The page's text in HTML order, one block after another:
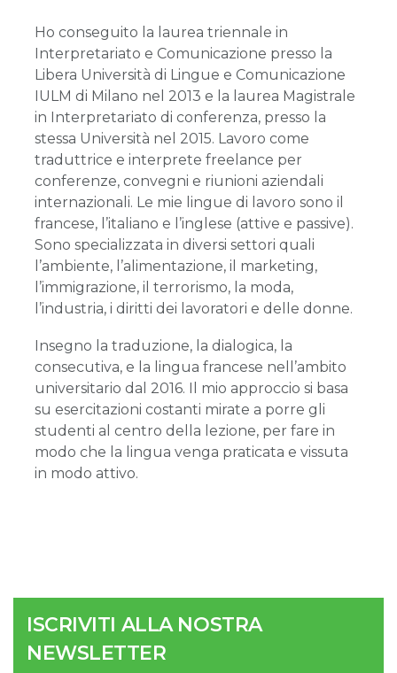
Ho conseguito la laurea triennale in
Interpretariato e Comunicazione presso la
Libera Università di Lingue e Comunicazione
IULM di Milano nel 2013 e la laurea Magistrale
in Interpretariato di conferenza, presso la
stessa Università nel 2015. Lavoro come
traduttrice e interprete freelance per
conferenze, convegni e riunioni aziendali
internazionali. Le mie lingue di lavoro sono il
francese, l’italiano e l’inglese (attive e passive).
Sono specializzata in diversi settori quali
l’ambiente, l’alimentazione, il marketing,
l’immigrazione, il terrorismo, la moda,
l’industria, i diritti dei lavoratori e delle donne.
Insegno la traduzione, la dialogica, la
consecutiva, e la lingua francese nell’ambito
universitario dal 2016. Il mio approccio si basa
su esercitazioni costanti mirate a porre gli
studenti al centro della lezione, per fare in
modo che la lingua venga praticata e vissuta
in modo attivo.
ISCRIVITI ALLA NOSTRA
NEWSLETTER